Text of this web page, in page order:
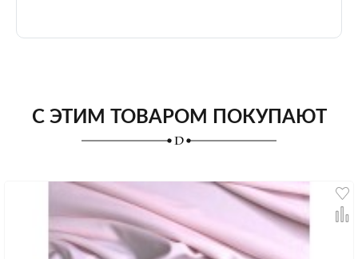
С ЭТИМ ТОВАРОМ ПОКУПАЮТ